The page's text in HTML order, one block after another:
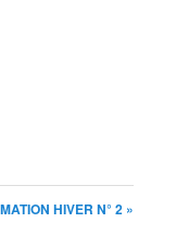
HIVER N° 2 »